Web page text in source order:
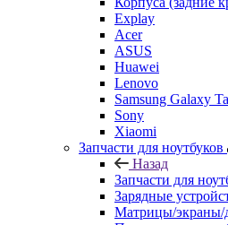
Lenovo
Samsung Galaxy Tab
Sony
Xiaomi
Запчасти для ноутбуков
Назад
Запчасти для
Зарядные
Матрицы/экраны/
Переходники и
Системы
Запчасти для смарт
Назад